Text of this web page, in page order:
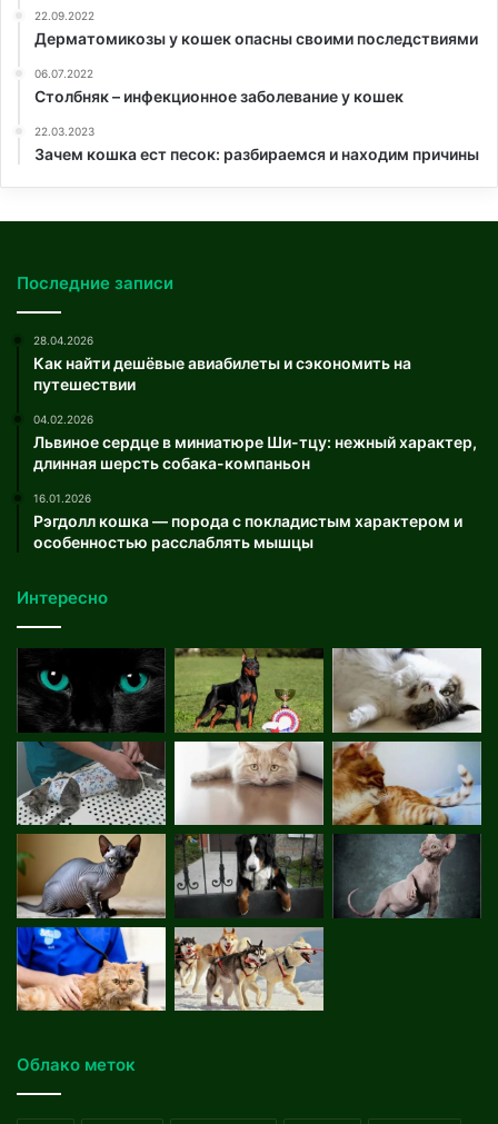
22.09.2022
Дерматомикозы у кошек опасны своими последствиями
06.07.2022
Столбняк – инфекционное заболевание у кошек
22.03.2023
Зачем кошка ест песок: разбираемся и находим причины
Последние записи
28.04.2026
Как найти дешёвые авиабилеты и сэкономить на
путешествии
04.02.2026
Львиное сердце в миниатюре Ши-тцу: нежный характер,
длинная шерсть собака-компаньон
16.01.2026
Рэгдолл кошка — порода с покладистым характером и
особенностью расслаблять мышцы
Интересно
Облако меток